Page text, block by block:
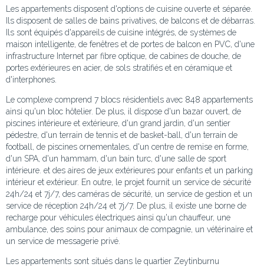
Les appartements disposent d'options de cuisine ouverte et séparée.
Ils disposent de salles de bains privatives, de balcons et de débarras.
Ils sont équipés d'appareils de cuisine intégrés, de systèmes de
maison intelligente, de fenêtres et de portes de balcon en PVC, d'une
infrastructure Internet par fibre optique, de cabines de douche, de
portes extérieures en acier, de sols stratifiés et en céramique et
d'interphones.
Le complexe comprend 7 blocs résidentiels avec 848 appartements
ainsi qu'un bloc hôtelier. De plus, il dispose d'un bazar ouvert, de
piscines intérieure et extérieure, d'un grand jardin, d'un sentier
pédestre, d'un terrain de tennis et de basket-ball, d'un terrain de
football, de piscines ornementales, d'un centre de remise en forme,
d'un SPA, d'un hammam, d'un bain turc, d'une salle de sport
intérieure. et des aires de jeux extérieures pour enfants et un parking
intérieur et extérieur. En outre, le projet fournit un service de sécurité
24h/24 et 7j/7, des caméras de sécurité, un service de gestion et un
service de réception 24h/24 et 7j/7. De plus, il existe une borne de
recharge pour véhicules électriques ainsi qu'un chauffeur, une
ambulance, des soins pour animaux de compagnie, un vétérinaire et
un service de messagerie privé.
Les appartements sont situés dans le quartier Zeytinburnu